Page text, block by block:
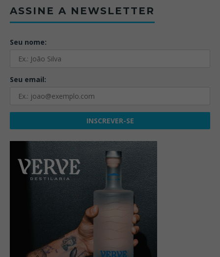
ASSINE A NEWSLETTER
Seu nome:
Seu email: